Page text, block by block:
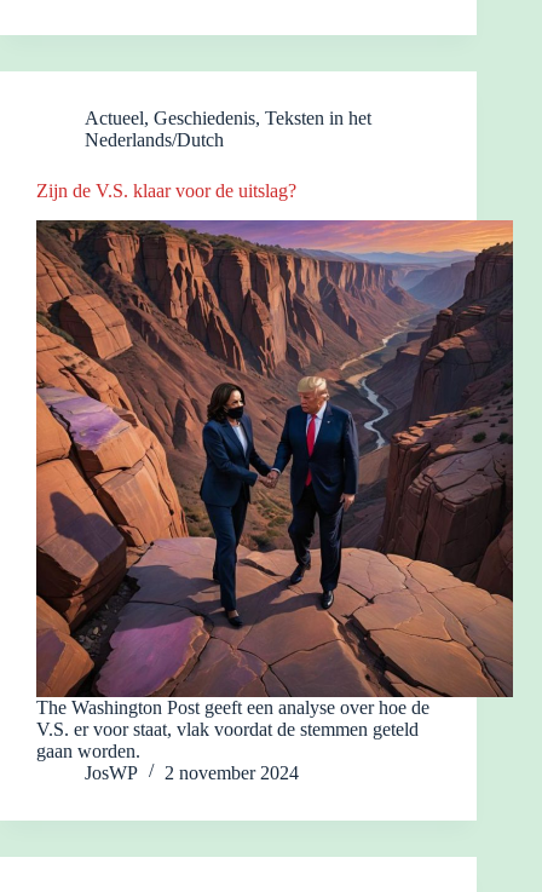
Actueel, Geschiedenis, Teksten in het
Nederlands/Dutch
Zijn de V.S. klaar voor de uitslag?
The Washington Post geeft een analyse over hoe de
V.S. er voor staat, vlak voordat de stemmen geteld
gaan worden.
JosWP
2 november 2024